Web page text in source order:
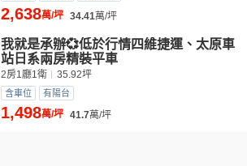
2,638萬/坪 34.41萬/坪
我就是承辦💞低於行情四維捷運、太原車
站日系兩房精裝平車
2房1廳1衛 35.92坪
含車位 有陽台
1,498萬/坪 41.7萬/坪